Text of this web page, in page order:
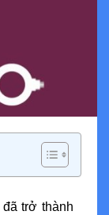
trở thành